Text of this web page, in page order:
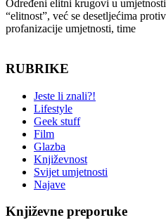
Određeni elitni krugovi u
“elitnost”, već se desetljećima
profanizacije umjetnosti, time
RUBRIKE
Jeste li znali?!
Lifestyle
Geek stuff
Film
Glazba
Književnost
Svijet umjetnosti
Najave
Književne preporuke